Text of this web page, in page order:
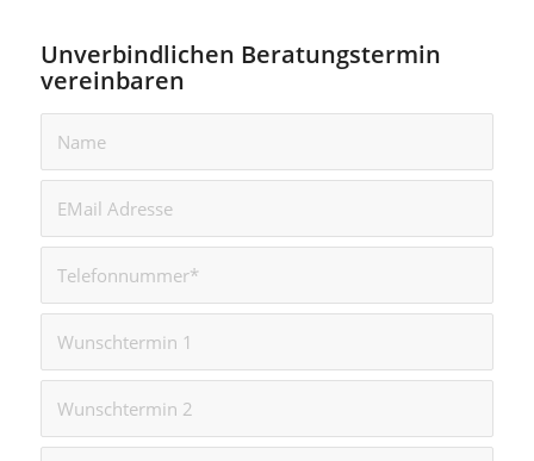
Unverbindlichen Beratungstermin
vereinbaren